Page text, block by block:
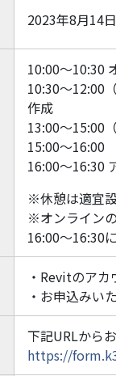
2023年8月14日
10:00～10:30
10:30～12:00
作成
13:00～15:00
15:00～16:00
16:00～16:30
※休憩は適宜
※オンライン
16:00～16:30
・Revitのア
・お申込みい
下記URLから
https://